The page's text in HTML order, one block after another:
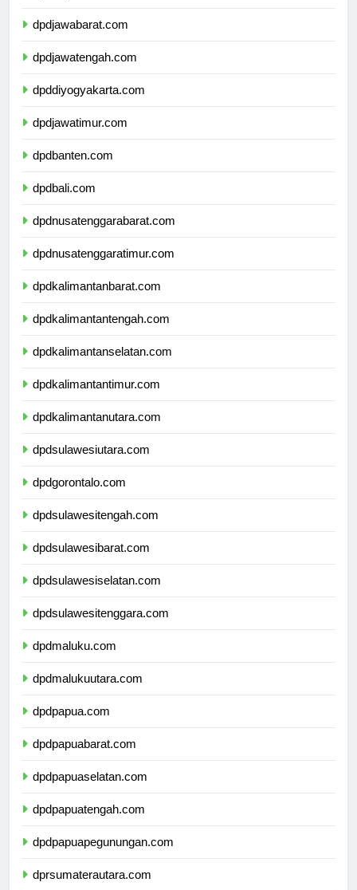
dpdjawabarat.com
dpdjawatengah.com
dpddiyogyakarta.com
dpdjawatimur.com
dpdbanten.com
dpdbali.com
dpdnusatenggarabarat.com
dpdnusatenggaratimur.com
dpdkalimantanbarat.com
dpdkalimantantengah.com
dpdkalimantanselatan.com
dpdkalimantantimur.com
dpdkalimantanutara.com
dpdsulawesiutara.com
dpdgorontalo.com
dpdsulawesitengah.com
dpdsulawesibarat.com
dpdsulawesiselatan.com
dpdsulawesitenggara.com
dpdmaluku.com
dpdmalukuutara.com
dpdpapua.com
dpdpapuabarat.com
dpdpapuaselatan.com
dpdpapuatengah.com
dpdpapuapegunungan.com
dprsumaterautara.com